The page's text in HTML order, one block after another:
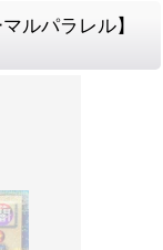
ルパラレル】